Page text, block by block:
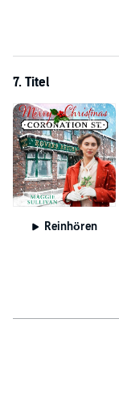
7. Titel
Reinhören